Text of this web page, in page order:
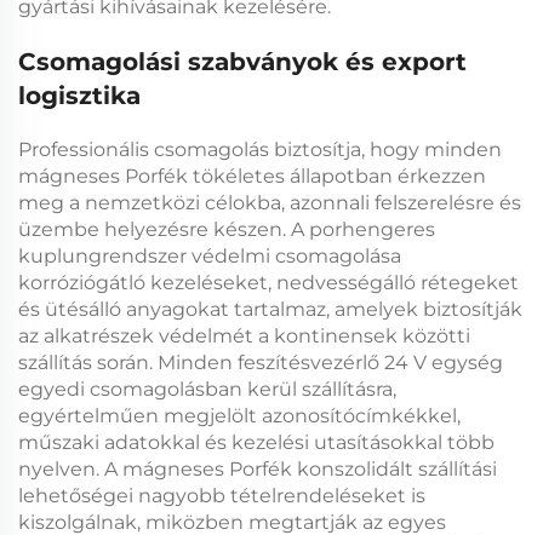
gyártási kihívásainak kezelésére.
Csomagolási szabványok és export
logisztika
Professionális csomagolás biztosítja, hogy minden
mágneses Porfék tökéletes állapotban érkezzen
meg a nemzetközi célokba, azonnali felszerelésre és
üzembe helyezésre készen. A porhengeres
kuplungrendszer védelmi csomagolása
korróziógátló kezeléseket, nedvességálló rétegeket
és ütésálló anyagokat tartalmaz, amelyek biztosítják
az alkatrészek védelmét a kontinensek közötti
szállítás során. Minden feszítésvezérlő 24 V egység
egyedi csomagolásban kerül szállításra,
egyértelműen megjelölt azonosítócímkékkel,
műszaki adatokkal és kezelési utasításokkal több
nyelven. A mágneses Porfék konszolidált szállítási
lehetőségei nagyobb tételrendeléseket is
kiszolgálnak, miközben megtartják az egyes